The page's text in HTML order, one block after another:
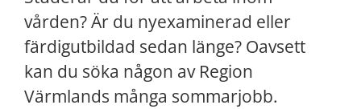
vården? Är du nyexaminerad eller
färdigutbildad sedan länge? Oavsett
kan du söka någon av Region
Värmlands många sommarjobb.